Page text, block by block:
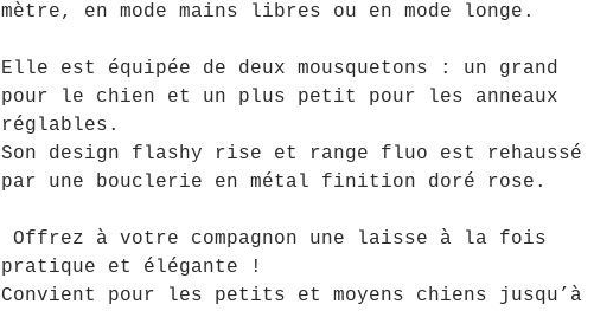
mètre, en mode mains libres ou en mode longe.
Elle est équipée de deux mousquetons : un grand
pour le chien et un plus petit pour les anneaux
réglables.
Son design flashy rise et range fluo est rehaussé
par une bouclerie en métal finition doré rose.
Offrez à votre compagnon une laisse à la fois
pratique et élégante !
Convient pour les petits et moyens chiens jusqu’à